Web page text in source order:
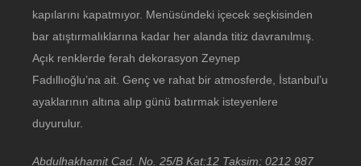
kapılarını kapatmıyor. Menüsündeki içecek seçkisinden
bar atıştırmalıklarına kadar her alanda titiz davranılmış.
Açık renklerde ferah dekorasyon Zeynep
Fadıllıoğlu’na ait. Genç ve rahat bir atmosferde, İstanbul’u
ayaklarının altına alıp günü batırmak isteyenlere
duyurulur.
Abdulhakhamit Cad. No . 25/B Kat:12 Taksim; 0212 987